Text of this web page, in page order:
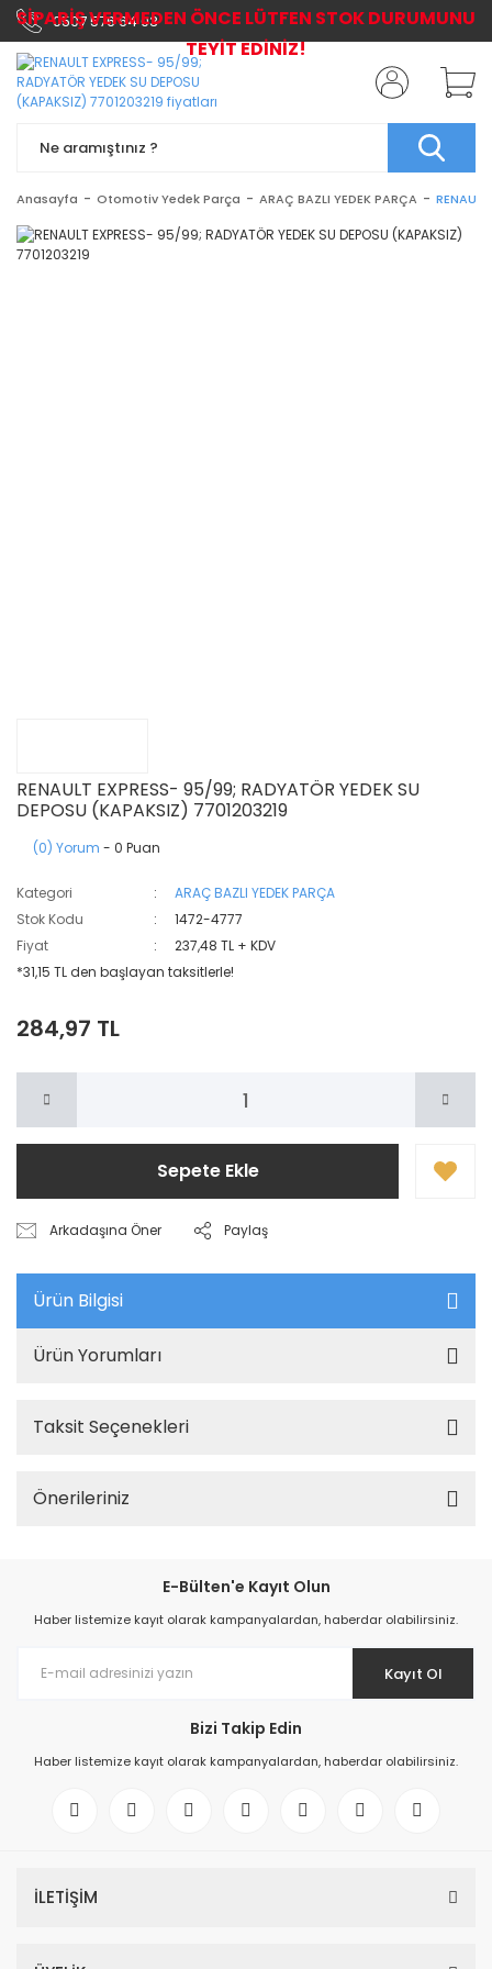
0507 576 64 03
Anasayfa Otomotiv Yedek Parça ARAÇ BAZLI YEDEK PARÇA
RENAULT EXPRESS- 95/99; RADYATÖR YEDEK SU
DEPOSU (KAPAKSIZ) 7701203219
(0) Yorum - 0 Puan
Kategori
ARAÇ BAZLI YEDEK PARÇA
Stok Kodu
1472-4777
Fiyat
237,48 TL + KDV
*31,15 TL den başlayan taksitlerle!
284,97 TL
Sepete Ekle
Arkadaşına Öner Paylaş
Ürün Bilgisi
Ürün Yorumları
Taksit Seçenekleri
Önerileriniz
E-Bülten'e Kayıt Olun
Haber listemize kayıt olarak kampanyalardan, haberdar olabilirsiniz.
Kayıt Ol
Bizi Takip Edin
Haber listemize kayıt olarak kampanyalardan, haberdar olabilirsiniz.
İLETİŞİM
SİPARİŞ VERMEDEN ÖNCE LÜTFEN STOK DURUMUNU
TEYİT EDİNİZ!